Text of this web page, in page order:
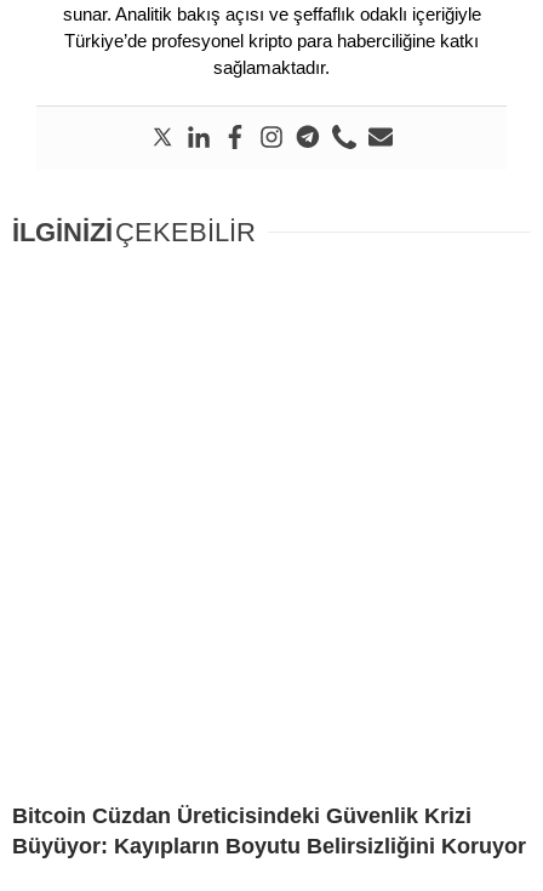
sunar. Analitik bakış açısı ve şeffaflık odaklı içeriğiyle
Türkiye’de profesyonel kripto para haberciliğine katkı
sağlamaktadır.
İLGİNİZİÇEKEBİLİR
Bitcoin Cüzdan Üreticisindeki Güvenlik Krizi
Büyüyor: Kayıpların Boyutu Belirsizliğini Koruyor